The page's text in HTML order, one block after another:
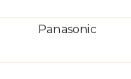
Panasonic